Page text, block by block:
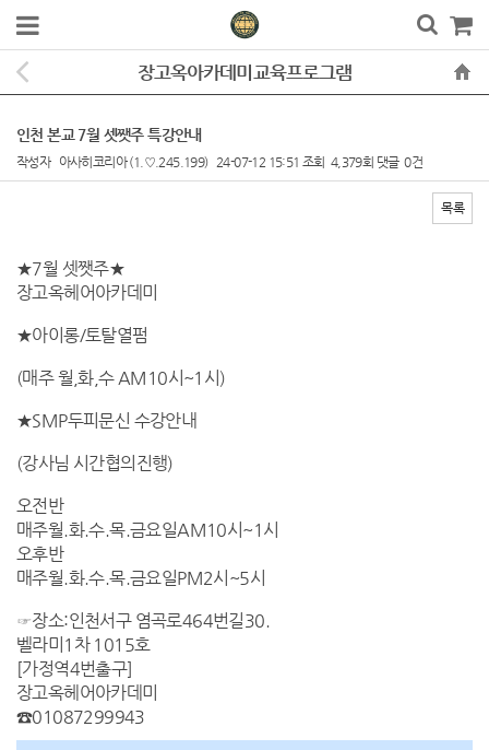
장고옥아카데미교육프로그램
인천 본교 7월 셋쨋주 특강안내
작성자 아사히코리아(1.♡.245.199) 24-07-12 15:51 조회 4,379회 댓글 0건
목록
★7월 셋쨋주★
장고옥헤어아카데미
★아이롱/토탈열펌
(매주 월,화,수 AM10시~1시)
★SMP두피문신 수강안내
(강사님 시간협의진행)
오전반
매주월.화.수.목.금요일AM10시~1시
오후반
매주월.화.수.목.금요일PM2시~5시
☞장소:인천서구 염곡로464번길30.
벨라미1차 1015호
[가정역4번출구]
장고옥헤어아카데미
☎01087299943